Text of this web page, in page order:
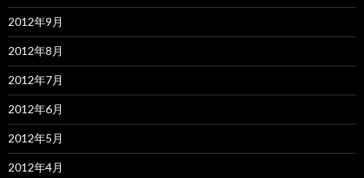
2012年9月
2012年8月
2012年7月
2012年6月
2012年5月
2012年4月